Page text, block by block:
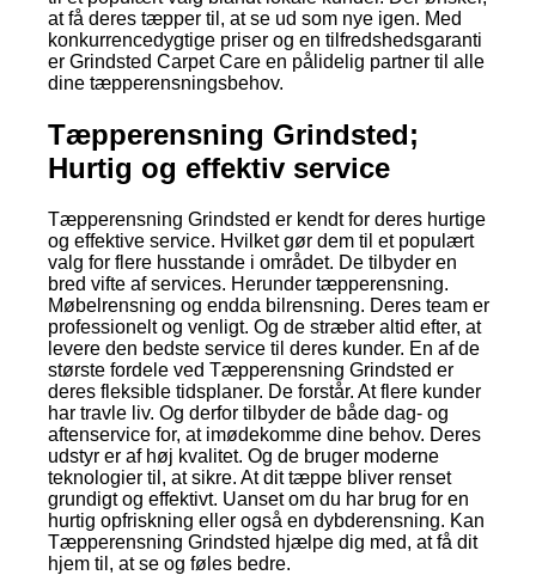
at få deres tæpper til, at se ud som nye igen. Med
konkurrencedygtige priser og en tilfredshedsgaranti
er Grindsted Carpet Care en pålidelig partner til alle
dine tæpperensningsbehov.
Tæpperensning Grindsted;
Hurtig og effektiv service
Tæpperensning Grindsted er kendt for deres hurtige
og effektive service. Hvilket gør dem til et populært
valg for flere husstande i området. De tilbyder en
bred vifte af services. Herunder tæpperensning.
Møbelrensning og endda bilrensning. Deres team er
professionelt og venligt. Og de stræber altid efter, at
levere den bedste service til deres kunder. En af de
største fordele ved Tæpperensning Grindsted er
deres fleksible tidsplaner. De forstår. At flere kunder
har travle liv. Og derfor tilbyder de både dag- og
aftenservice for, at imødekomme dine behov. Deres
udstyr er af høj kvalitet. Og de bruger moderne
teknologier til, at sikre. At dit tæppe bliver renset
grundigt og effektivt. Uanset om du har brug for en
hurtig opfriskning eller også en dybderensning. Kan
Tæpperensning Grindsted hjælpe dig med, at få dit
hjem til, at se og føles bedre.